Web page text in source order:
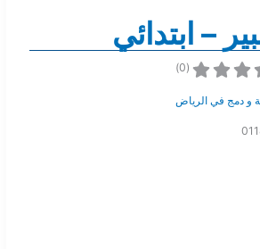
– ابتدائي
(
0
)
و دمج في الرياض